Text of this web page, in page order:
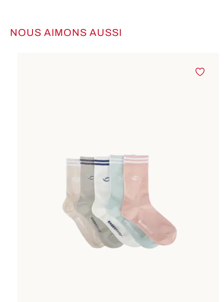
Ignorer la galerie de produits
NOUS AIMONS AUSSI